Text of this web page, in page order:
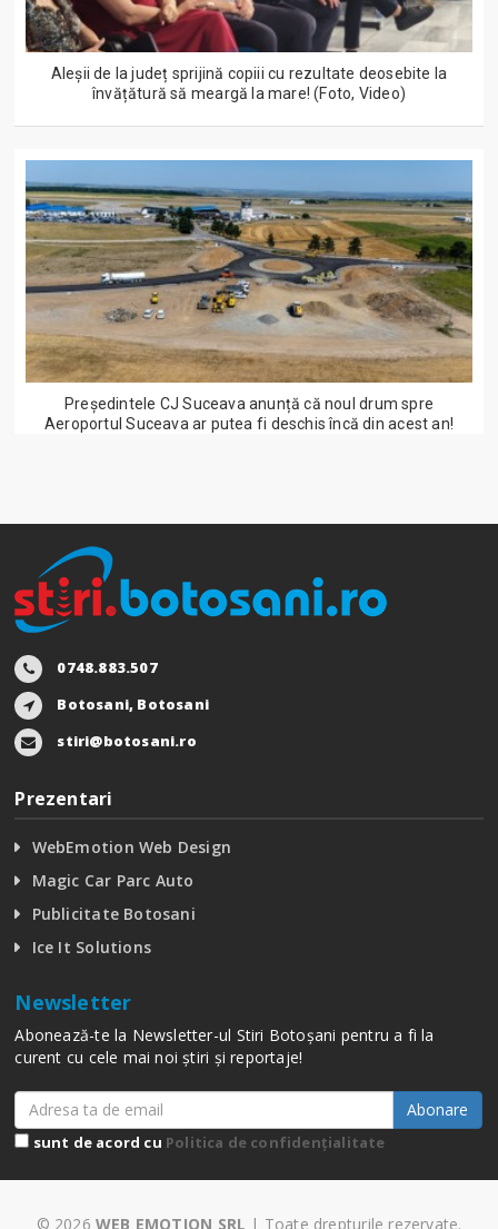
Aleșii de la județ sprijină copiii cu rezultate deosebite la
învățătură să meargă la mare! (Foto, Video)
Președintele CJ Suceava anunță că noul drum spre
Aeroportul Suceava ar putea fi deschis încă din acest an!
0748.883.507
Botosani, Botosani
stiri@botosani.ro
Prezentari
WebEmotion Web Design
Magic Car Parc Auto
Publicitate Botosani
Ice It Solutions
Newsletter
Abonează-te la Newsletter-ul Stiri Botoșani pentru a fi la
curent cu cele mai noi știri și reportaje!
Abonare
sunt de acord cu Politica de confidențialitate
© 2026 WEB EMOTION SRL | Toate drepturile rezervate.